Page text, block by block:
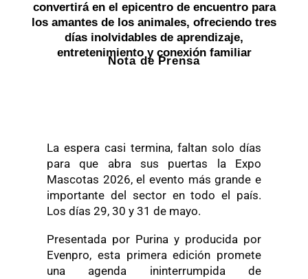
convertirá en el epicentro de encuentro para
los amantes de los animales, ofreciendo tres
días inolvidables de aprendizaje,
entretenimiento y conexión familiar
Nota de Prensa
La espera casi termina, faltan solo días
para que abra sus puertas la Expo
Mascotas 2026, el evento más grande e
importante del sector en todo el país.
Los días 29, 30 y 31 de mayo.
Presentada por Purina y producida por
Evenpro, esta primera edición promete
una agenda ininterrumpida de